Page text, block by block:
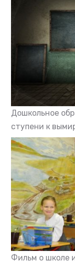
Дошкольное
ступени к
Фильм о школе